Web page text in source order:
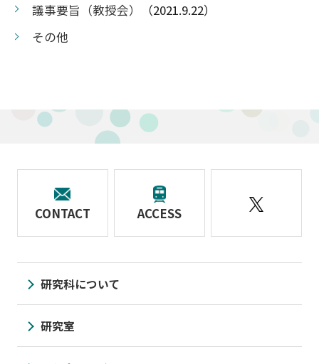
議事要旨（教授会）
（2021.9.22）
その他
CONTACT ACCESS
研究科について
研究室